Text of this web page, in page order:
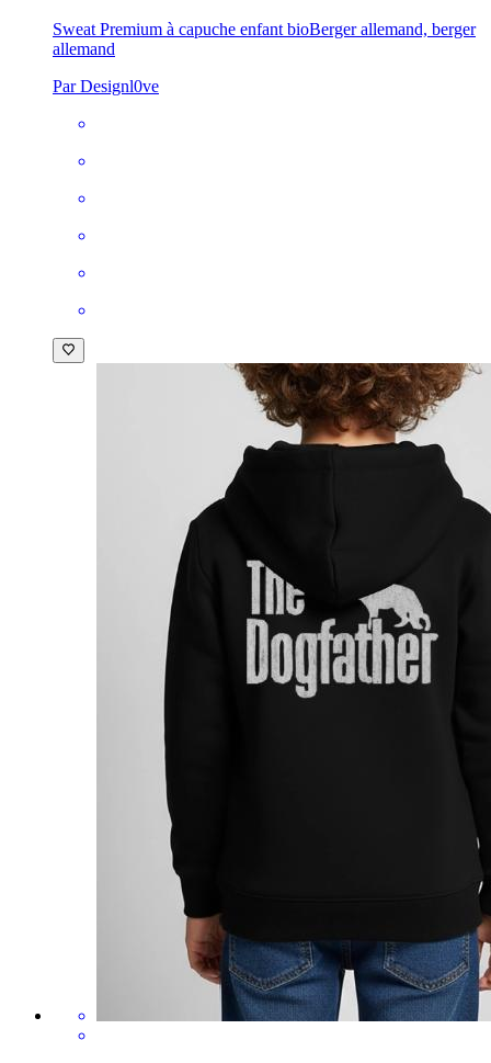
Sweat Premium à capuche enfant bioBerger allemand, berger
allemand
Par Designl0ve